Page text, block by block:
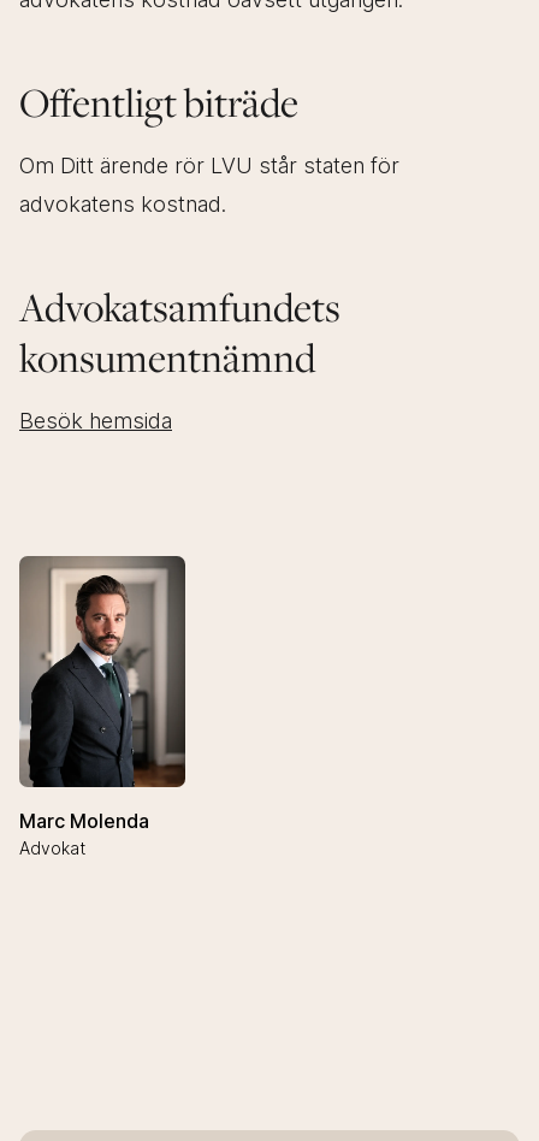
Offentligt biträde
Om Ditt ärende rör LVU står staten för
advokatens kostnad.
Advokatsamfundets
konsumentnämnd
Besök hemsida
Marc Molenda
Advokat